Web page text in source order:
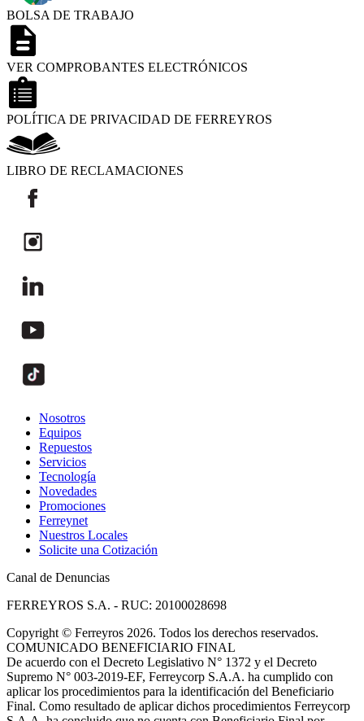
BOLSA DE TRABAJO
VER COMPROBANTES ELECTRÓNICOS
POLÍTICA DE PRIVACIDAD DE FERREYROS
LIBRO DE RECLAMACIONES
Nosotros
Equipos
Repuestos
Servicios
Tecnología
Novedades
Promociones
Ferreynet
Nuestros Locales
Solicite una Cotización
Canal de Denuncias
FERREYROS S.A. - RUC: 20100028698
Copyright © Ferreyros 2026. Todos los derechos reservados.
COMUNICADO BENEFICIARIO FINAL
De acuerdo con el Decreto Legislativo N° 1372 y el Decreto
Supremo N° 003-2019-EF, Ferreycorp S.A.A. ha cumplido con
aplicar los procedimientos para la identificación del Beneficiario
Final. Como resultado de aplicar dichos procedimientos Ferreycorp